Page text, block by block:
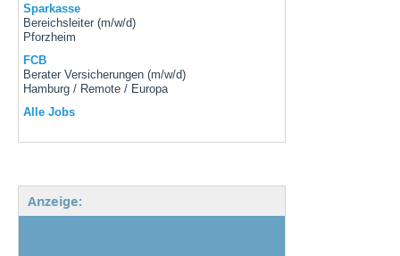
Sparkasse
Bereichsleiter (m/w/d)
Pforzheim
FCB
Berater Versicherungen (m/w/d)
Hamburg / Remote / Europa
Alle Jobs
Anzeige: